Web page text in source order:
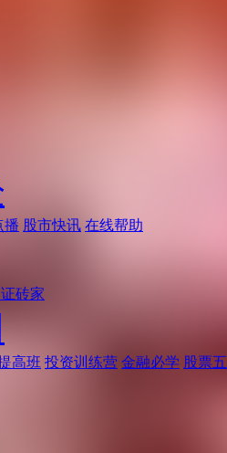
播 股市快讯 在线帮助
砖家
高班 投资训练营 金融必学 股票